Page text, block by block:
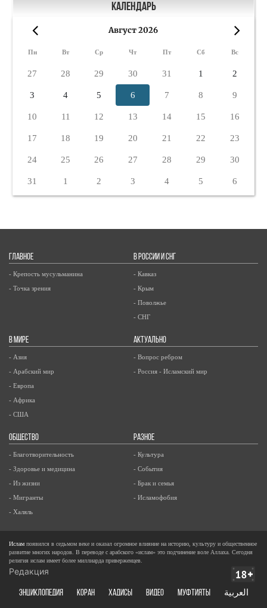
Календарь
Август 2026
Пн Вт Ср Чт Пт Сб Вс
27 28 29 30 31 1 2
3 4 5 6 7 8 9
10 11 12 13 14 15 16
17 18 19 20 21 22 23
24 25 26 27 28 29 30
31 1 2 3 4 5 6
ГЛАВНОЕ
- Крепость мусульманина
- Точка зрения
В РОССИИ И СНГ
- Кавказ
- Крым
- Поволжье
- СНГ
В МИРЕ
- Азия
- Арабский мир
- Европа
- Африка
- США
АКТУАЛЬНО
- Вопрос ребром
- Россия - Исламский мир
ОБЩЕСТВО
- Благотворительность
- Здоровье и медицина
- Из жизни
- Мигранты
- Халяль
РАЗНОЕ
- Культура
- События
- Брак и семья
- Исламофобия
Ислам появился в седьмом веке и оказал огромное влияние на историю, культуру и общественное
развитие многих народов. В переводе с арабского «ислам» это подчинение воле Аллаха. Сегодня
религия ислам имеет более миллиарда приверженцев.
Редакция
ЭНЦИКЛОПЕДИЯ КОРАН ХАДИСЫ ВИДЕО Муфтияты العربية